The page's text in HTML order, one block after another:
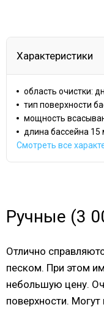
Характеристики
область очистки:
тип поверхности
мощность
длина бассейна 15
Смотреть все
Ручные (3
Отлично
песком. При этом
небольшую цену.
поверхности.